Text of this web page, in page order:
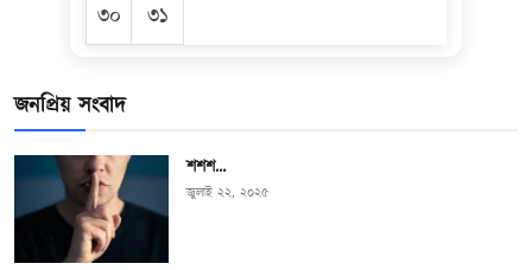
৩০
৩১
জনপ্রিয় সংবাদ
শশশ…
জুলাই ২২, ২০২৫